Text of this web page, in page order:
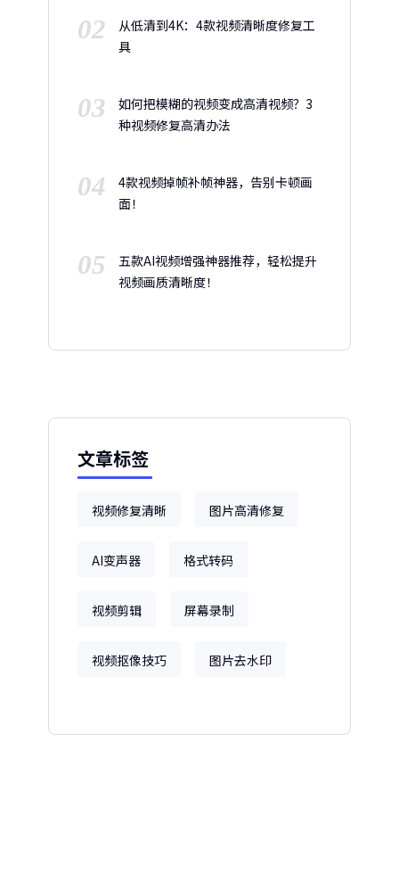
02
从低清到4K：4款视频清晰度修复工
具
03
如何把模糊的视频变成高清视频？3
种视频修复高清办法
04
4款视频掉帧补帧神器，告别卡顿画
面！
05
五款AI视频增强神器推荐，轻松提升
视频画质清晰度！
文章标签
视频修复清晰 图片高清修复
AI变声器 格式转码
视频剪辑 屏幕录制
视频抠像技巧 图片去水印